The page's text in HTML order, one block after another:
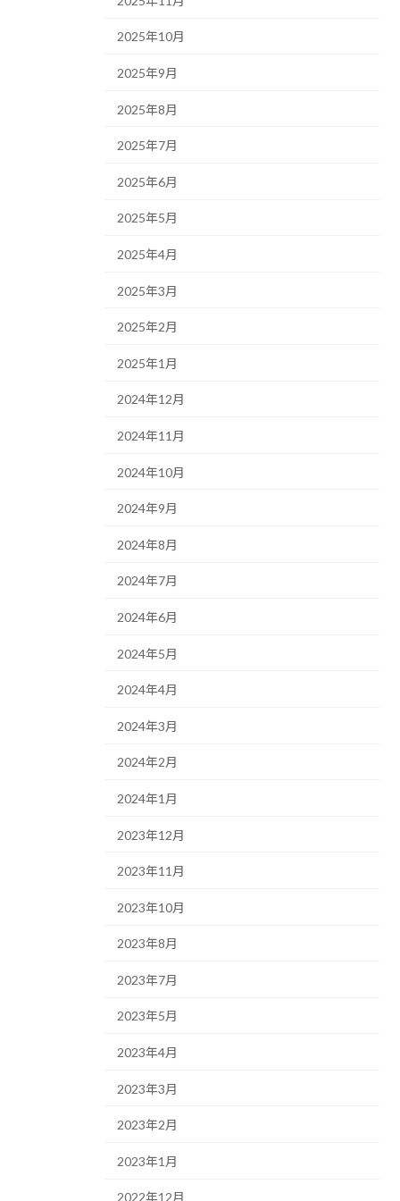
2025年10月
2025年9月
2025年8月
2025年7月
2025年6月
2025年5月
2025年4月
2025年3月
2025年2月
2025年1月
2024年12月
2024年11月
2024年10月
2024年9月
2024年8月
2024年7月
2024年6月
2024年5月
2024年4月
2024年3月
2024年2月
2024年1月
2023年12月
2023年11月
2023年10月
2023年8月
2023年7月
2023年5月
2023年4月
2023年3月
2023年2月
2023年1月
2022年12月